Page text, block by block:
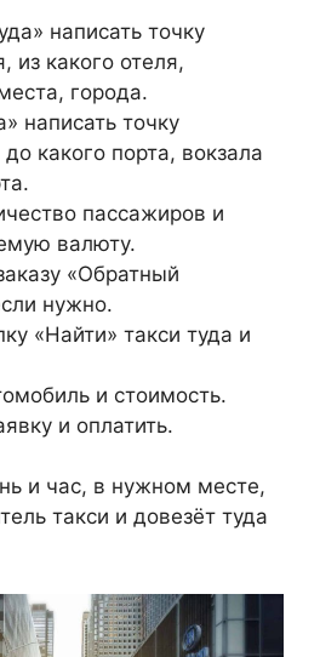
написать точку
из какого отеля,
города.
написать точку
какого порта, вокзала
пассажиров и
валюту.
«Обратный
нужно.
«Найти» такси туда и
и стоимость.
и оплатить.
и час, в нужном месте,
такси и довезёт туда